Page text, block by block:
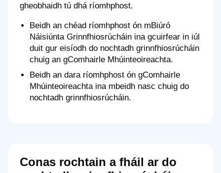
gheobhaidh tú dhá ríomhphost.
Beidh an chéad ríomhphost ón mBiúró
Náisiúnta Grinnfhiosrúcháin ina gcuirfear in iúl
duit gur eisíodh do nochtadh grinnfhiosrúcháin
chuig an gComhairle Mhúinteoireachta.
Beidh an dara ríomhphost ón gComhairle
Mhúinteoireachta ina mbeidh nasc chuig do
nochtadh grinnfhiosrúcháin.
Conas rochtain a fháil ar do